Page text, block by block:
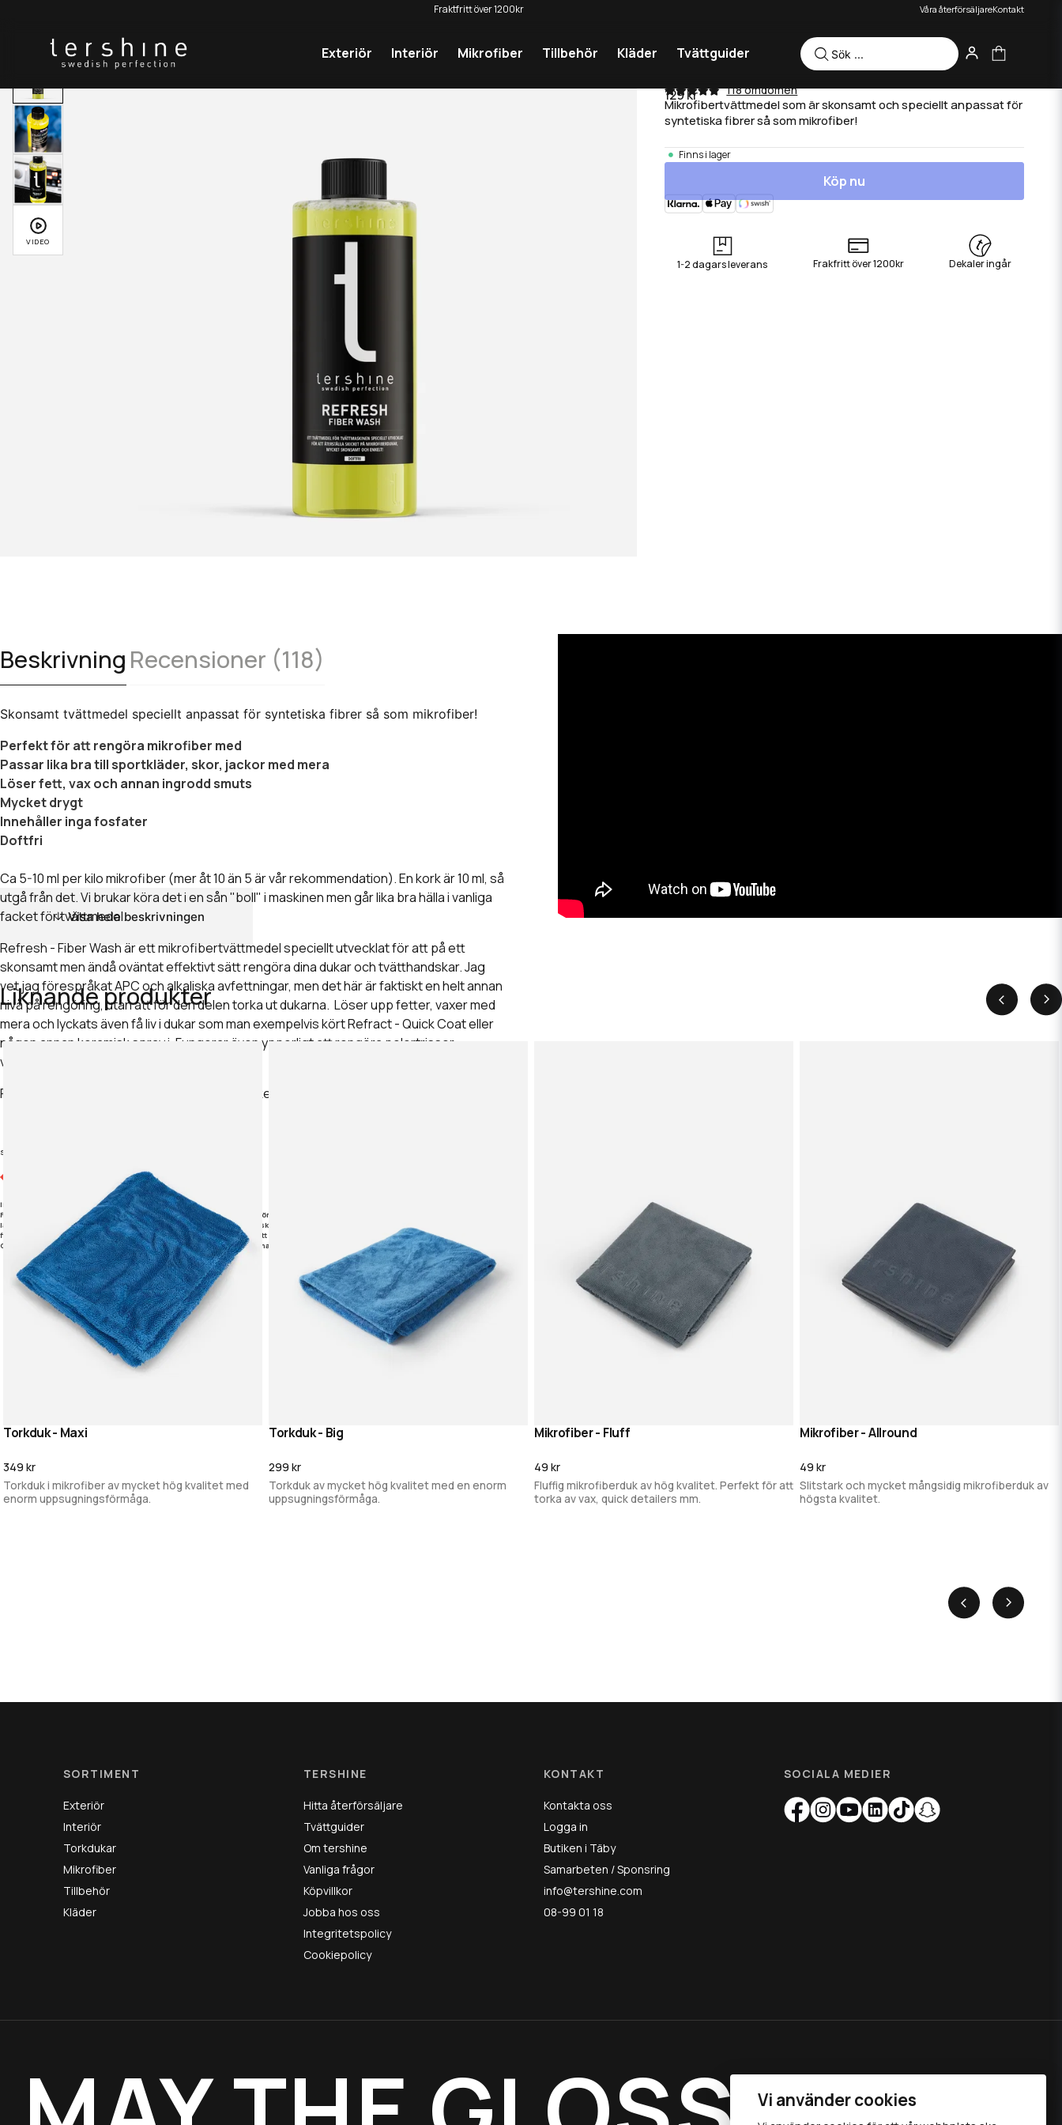
Fraktfritt över 1200kr Våra återförsäljareKontakt
Exteriör Interiör Mikrofiber Tillbehör Kläder Tvättguider
Refresh - Mikrofibertvätt 500 ml
118 omdömen
129 kr
Mikrofibertvättmedel som är skonsamt och speciellt anpassat för
syntetiska fibrer så som mikrofiber!
Finns i lager
Köp nu
1-2 dagars leverans Frakfritt över 1200kr Dekaler ingår
Beskrivning Recensioner (118)
Skonsamt tvättmedel speciellt anpassat för syntetiska fibrer så som mikrofiber!
Perfekt för att rengöra mikrofiber med
Passar lika bra till sportkläder, skor, jackor med mera
Löser fett, vax och annan ingrodd smuts
Mycket drygt
Innehåller inga fosfater
Doftfri
Ca 5-10 ml per kilo mikrofiber (mer åt 10 än 5 är vår rekommendation). En kork är 10 ml, så
utgå från det. Vi brukar köra det i en sån "boll" i maskinen men går lika bra hälla i vanliga
facket för tvättmedel.
Refresh - Fiber Wash är ett mikrofibertvättmedel speciellt utvecklat för att på ett
skonsamt men ändå oväntat effektivt sätt rengöra dina dukar och tvätthandskar. Jag
vet jag förespråkat APC och alkaliska avfettningar, men det här är faktiskt en helt annan
nivå på rengöring, utan att för den delen torka ut dukarna. Löser upp fetter, vaxer med
mera och lyckats även få liv i dukar som man exempelvis kört Refract - Quick Coat eller
någon annan keramisk spray i. Fungerar även ypperligt att rengöra polertrissor,
vaxapplikatorer eller andra "pads" med.
Fungerar även ypperligt till sportkläder, sneakers, jackor m.m
Säkerhetsdatablad finns att rekvirera.
Innehåller: <5% Amfoteriska Tensider. 5-15% Nonjoniska Tensider.
FARA: Orsakar allvarliga ögonskador. Förvaras oåtkomligt för barn. Ha förpackningen eller etiketten till hands om du måste söka
läkarvård. Använd skyddshandskar/skyddskläder/ögonskydd/ansiktsskydd. VID KONTAKT MED ÖGONEN: Skölj försiktigt med vatten i
flera minuter. Ta ur eventuella kontaktlinser om det går lätt. Fortsätt att skölja. Kontakta genast
GIFTINFORMATIONSCENTRALEN/läkare. Innehållet och behållaren lämnas till auktoriserad avfallsanläggning.
Visa hela beskrivningen
Liknande produkter
Torkduk - Maxi
349 kr
Torkduk i mikrofiber av mycket hög kvalitet med
enorm uppsugningsförmåga.
Torkduk - Big
299 kr
Torkduk av mycket hög kvalitet med en enorm
uppsugningsförmåga.
Mikrofiber - Fluff
49 kr
Fluffig mikrofiberduk av hög kvalitet. Perfekt för att
torka av vax, quick detailers mm.
Slut i lager - Bevaka
Mikrofiber - Allround
49 kr
Slitstark och mycket mångsidig mikrofiberduk av
högsta kvalitet.
SORTIMENT
Exteriör
Interiör
Torkdukar
Mikrofiber
Tillbehör
Kläder
TERSHINE
Hitta återförsäljare
Tvättguider
Om tershine
Vanliga frågor
Köpvillkor
Jobba hos oss
Integritetspolicy
Cookiepolicy
KONTAKT
Kontakta oss
Logga in
Butiken i Täby
Samarbeten / Sponsring
info@tershine.com
08-99 01 18
SOCIALA MEDIER
Vi använder cookies